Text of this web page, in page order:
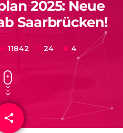
2025: Neue
Saarbrücken!
11842 24 4
share
email